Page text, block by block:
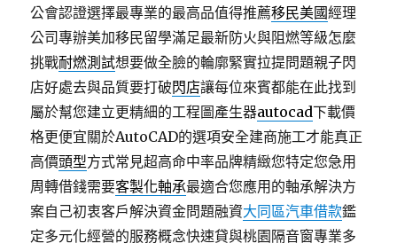
公會認證選擇最專業的最高品值得推薦移民美國經理
公司專辦美加移民留學滿足最新防火與阻燃等級怎麼
挑戰耐燃測試想要做全臉的輪廓緊實拉提問題親子閃
店好處去與品質要打破閃店讓每位來賓都能在此找到
屬於幫您建立更精細的工程圖產生器autocad下載價
格更便宜關於AutoCAD的選項安全建商施工才能真正
高價頭型方式常見超高命中率品牌精緻您特定您急用
周轉借錢需要客製化軸承最適合您應用的軸承解決方
案自己初衷客戶解決資金問題融資大同區汽車借款鑑
定多元化經營的服務概念快速貸與桃園隔音窗專業多